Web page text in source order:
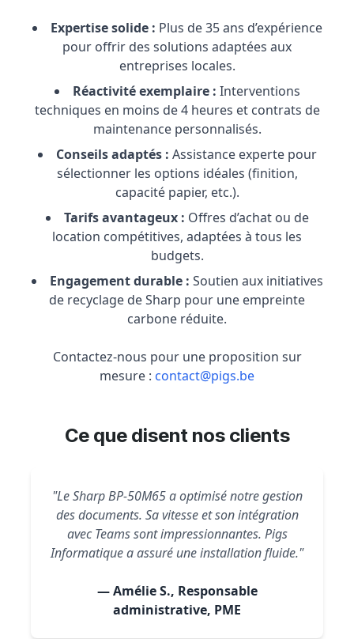
Expertise solide : Plus de 35 ans d’expérience
pour offrir des solutions adaptées aux
entreprises locales.
Réactivité exemplaire : Interventions
techniques en moins de 4 heures et contrats de
maintenance personnalisés.
Conseils adaptés : Assistance experte pour
sélectionner les options idéales (finition,
capacité papier, etc.).
Tarifs avantageux : Offres d’achat ou de
location compétitives, adaptées à tous les
budgets.
Engagement durable : Soutien aux initiatives
de recyclage de Sharp pour une empreinte
carbone réduite.
Contactez-nous pour une proposition sur
mesure : contact@pigs.be
Ce que disent nos clients
"Le Sharp BP-50M65 a optimisé notre gestion
des documents. Sa vitesse et son intégration
avec Teams sont impressionnantes. Pigs
Informatique a assuré une installation fluide."
— Amélie S., Responsable
administrative, PME